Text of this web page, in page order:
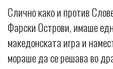
Слично како и против
Фарски Острови, имаше
македонската игра и
мораше да се решава во